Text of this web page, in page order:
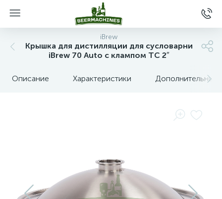
iBrew
Крышка для дистилляции для сусловарни
iBrew 70 Auto с клампом TC 2″
Описание Характеристики Дополнительные